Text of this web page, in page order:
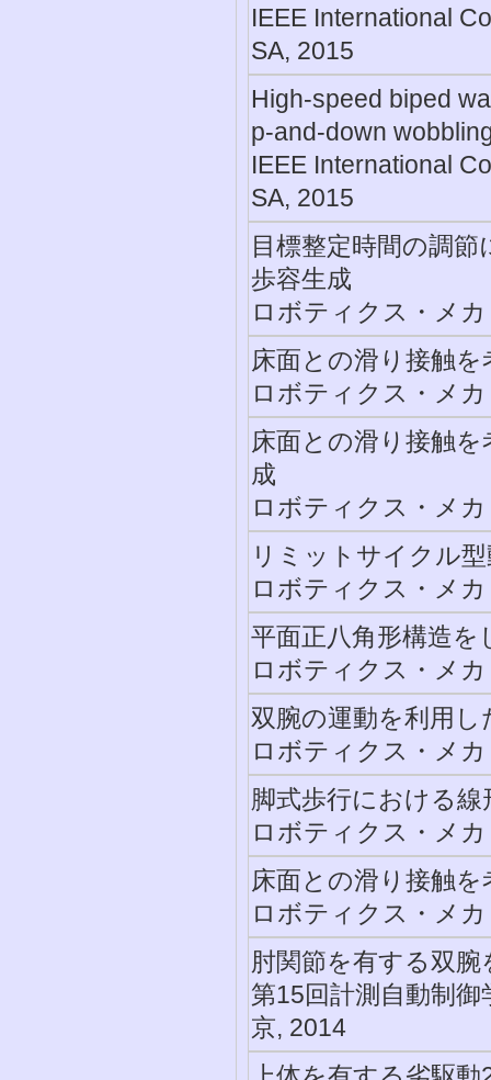
IEEE International
SA, 2015
High-speed biped
p-and-down
IEEE International
SA, 2015
目標整定時間の調
歩容生成
ロボティクス・メ
床面との滑り接触
ロボティクス・メ
床面との滑り接触
成
ロボティクス・メ
リミットサイクル
ロボティクス・メ
平面正八角形構造
ロボティクス・メ
双腕の運動を利用
ロボティクス・メ
脚式歩行における
ロボティクス・メ
床面との滑り接触
ロボティクス・メ
肘関節を有する双
第15回計測自動制
京, 2014